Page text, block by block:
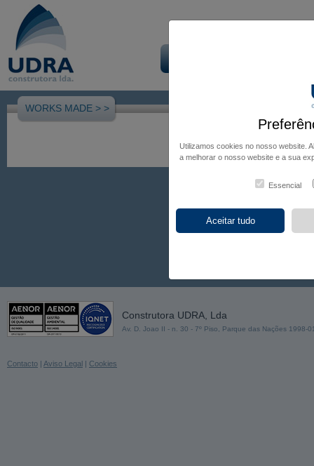
Utilizamos cookies no nosso website.
a melhorar o nosso website e a sua
Essencial
WORKS MADE > >
Construtora UDRA, Lda
Av. D. Joao II - n. 30 - 7º Piso, Parque das Nações
Contacto | Aviso Legal | Cookies